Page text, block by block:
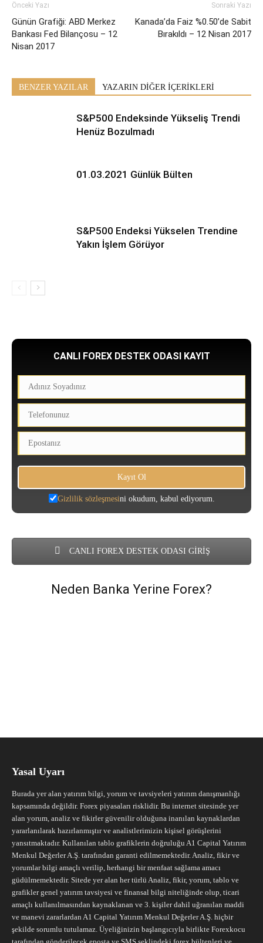
Önceki Yazı
Günün Grafiği: ABD Merkez
Bankası Fed Bilançosu – 12
Nisan 2017
Sonraki Yazı
Kanada’da Faiz %0.50’de Sabit
Bırakıldı – 12 Nisan 2017
BENZER YAZILAR YAZARIN DİĞER İÇERİKLERİ
S&P500 Endeksinde Yükseliş Trendi
Henüz Bozulmadı
01.03.2021 Günlük Bülten
S&P500 Endeksi Yükselen Trendine
Yakın İşlem Görüyor
CANLI FOREX DESTEK ODASI KAYIT
Gizlilik sözleşmesini okudum, kabul ediyorum.
CANLI FOREX DESTEK ODASI GİRİŞ
Neden Banka Yerine Forex?
Yasal Uyarı
Burada yer alan yatırım bilgi, yorum ve tavsiyeleri yatırım danışmanlığı
kapsamında değildir. Forex piyasaları risklidir. Bu internet sitesinde yer
alan yorum, analiz ve fikirler güvenilir olduğuna inanılan kaynaklardan
yararlanılarak hazırlanmıştır ve analistlerimizin kişisel görüşlerini
yansıtmaktadır. Kullanılan tablo grafiklerin doğruluğu A1 Capital Yatırım
Menkul Değerler A.Ş. tarafından garanti edilmemektedir. Analiz, fikir ve
yorumlar bilgi amaçlı verilip, herhangi bir menfaat sağlama amacı
güdülmemektedir. Sitede yer alan her türlü Analiz, fikir, yorum, tablo ve
grafikler genel yatırım tavsiyesi ve finansal bilgi niteliğinde olup, ticari
amaçlı kullanılmasından kaynaklanan ve 3. kişiler dahil uğranılan maddi
ve manevi zararlardan A1 Capital Yatırım Menkul Değerler A.Ş. hiçbir
şekilde sorumlu tutulamaz. Üyeliğinizin başlangıcıyla birlikte Forexkocu